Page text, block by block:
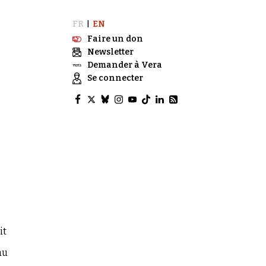
FR
EN
Faire un don
Newsletter
Demander à Vera
Se connecter